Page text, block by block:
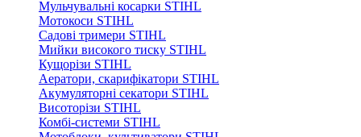
Мульчувальні косарки STIHL
Мотокоси STIHL
Садові тримери STIHL
Мийки високого тиску STIHL
Кущорізи STIHL
Аератори, скарифікатори STIHL
Акумуляторні секатори STIHL
Висоторізи STIHL
Комбі-системи STIHL